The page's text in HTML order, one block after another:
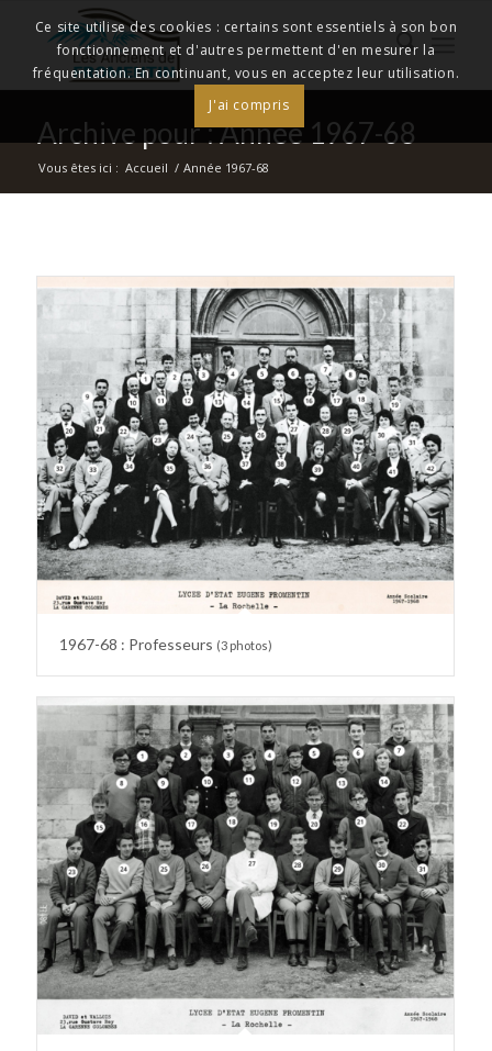
Archive pour : Année 1967-68
Vous êtes ici : Accueil / Année 1967-68
1967-68 : Professeurs (3 photos)
Ce site utilise des cookies : certains sont essentiels à son bon
fonctionnement et d'autres permettent d'en mesurer la
fréquentation. En continuant, vous en acceptez leur utilisation.
J'ai compris